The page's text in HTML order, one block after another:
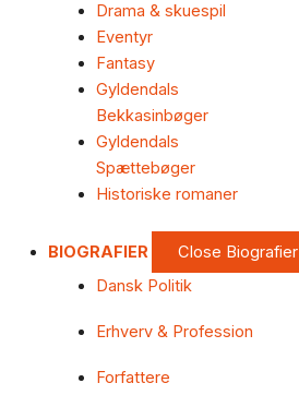
Drama & skuespil
Eventyr
Fantasy
Gyldendals
Bekkasinbøger
Gyldendals
Spættebøger
Historiske romaner
BIOGRAFIER Close Biografier
Dansk Politik
Erhverv & Profession
Forfattere